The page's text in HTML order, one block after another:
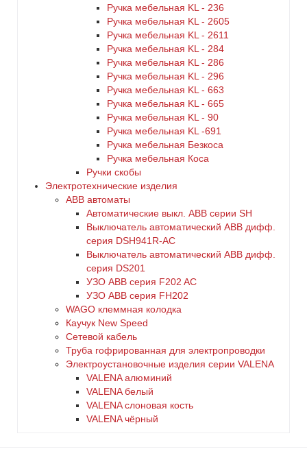
Ручка мебельная KL - 236
Ручка мебельная KL - 2605
Ручка мебельная KL - 2611
Ручка мебельная KL - 284
Ручка мебельная KL - 286
Ручка мебельная KL - 296
Ручка мебельная KL - 663
Ручка мебельная KL - 665
Ручка мебельная KL - 90
Ручка мебельная KL -691
Ручка мебельная Безкоса
Ручка мебельная Коса
Ручки скобы
Электротехнические изделия
ABB автоматы
Автоматические выкл. ABB серии SH
Выключатель автоматический ABB дифф.
серия DSH941R-AC
Выключатель автоматический АВВ дифф.
серия DS201
УЗО ABB серия F202 AC
УЗО АВВ серия FH202
WAGO клеммная колодка
Каучук New Speed
Сетевой кабель
Труба гофрированная для электропроводки
Электроустановочные изделия серии VALENA
VALENA алюминий
VALENA белый
VALENA слоновая кость
VALENA чёрный